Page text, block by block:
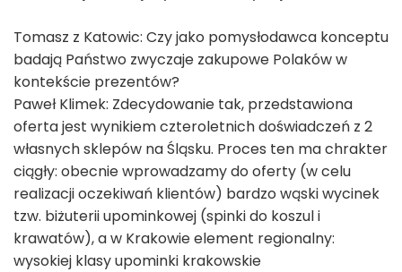
Tomasz z Katowic: Czy jako pomysłodawca konceptu
badają Państwo zwyczaje zakupowe Polaków w
kontekście prezentów?
Paweł Klimek: Zdecydowanie tak, przedstawiona
oferta jest wynikiem czteroletnich doświadczeń z 2
własnych sklepów na Śląsku. Proces ten ma chrakter
ciągły: obecnie wprowadzamy do oferty (w celu
realizacji oczekiwań klientów) bardzo wąski wycinek
tzw. biżuterii upominkowej (spinki do koszul i
krawatów), a w Krakowie element regionalny:
wysokiej klasy upominki krakowskie